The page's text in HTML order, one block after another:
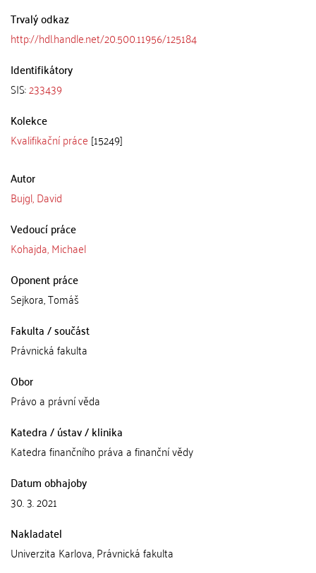
Trvalý odkaz
http://hdl.handle.net/20.500.11956/125184
Identifikátory
SIS:233439
Kolekce
Kvalifikační práce [15249]
Autor
Bujgl, David
Vedoucí práce
Kohajda, Michael
Oponent práce
Sejkora, Tomáš
Fakulta / součást
Právnická fakulta
Obor
Právo a právní věda
Katedra / ústav / klinika
Katedra finančního práva a finanční vědy
Datum obhajoby
30. 3. 2021
Nakladatel
Univerzita Karlova, Právnická fakulta